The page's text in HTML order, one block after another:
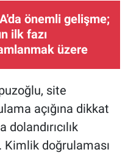
önemli gelişme;
ilk fazı
üzere
site
açığına dikkat
Kimlik doğrulaması